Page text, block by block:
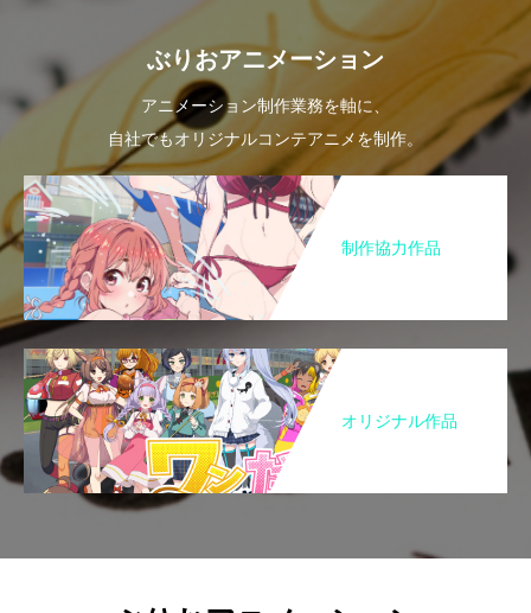
ぶりおアニメーション
アニメーション制作業務を軸に、
自社でもオリジナルコンテアニメを制作。
制作協力作品
オリジナル作品